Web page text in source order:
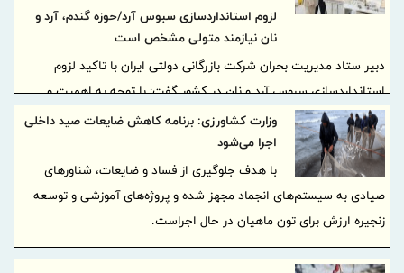
لزوم استانداردسازی سبوس آرد/حوزه گندم، آرد و
نان نیازمند متولی مشخص است
دبیر ستاد مدیریت بحران شرکت بازرگانی دولتی ایران با تاکید لزوم
استانداردسازی سبوس آرد و نان در کشور گفت: با توجه به اهمیت و
جایگاه نان در کشور، تعیین متولی واحد و مشخص حوزه گندم، آرد و نان
به منظور افزایش کارآمدی و تشدید نظارت ها امری ضروری است.
وزارت کشاورزی: برنامه‌ کاهش ضایعات صید داخلی
اجرا می‌شود
با هدف جلوگیری از فساد و ضایعات، شناورهای
صیادی به سیستم‌های انجماد مجهز شده و پروژه‌های آموزشی و توسعه
زنجیره ارزش برای تون ماهیان در حال اجراست.